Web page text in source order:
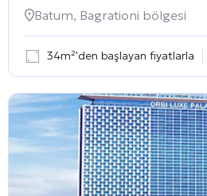
Batum, Bagrationi bölgesi
34m²'den başlayan fiyatlarla